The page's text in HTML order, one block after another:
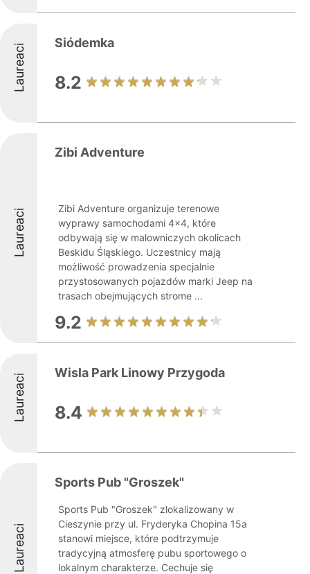
Laureaci Siódemka
8.2
Laureaci
Zibi Adventure
Zibi Adventure organizuje terenowe
wyprawy samochodami 4x4, które
odbywają się w malowniczych okolicach
Beskidu Śląskiego. Uczestnicy mają
możliwość prowadzenia specjalnie
przystosowanych pojazdów marki Jeep na
trasach obejmujących strome ...
9.2
Laureaci Wisla Park Linowy Przygoda
8.4
Laureaci
Sports Pub "Groszek"
Sports Pub "Groszek" zlokalizowany w
Cieszynie przy ul. Fryderyka Chopina 15a
stanowi miejsce, które podtrzymuje
tradycyjną atmosferę pubu sportowego o
lokalnym charakterze. Cechuje się